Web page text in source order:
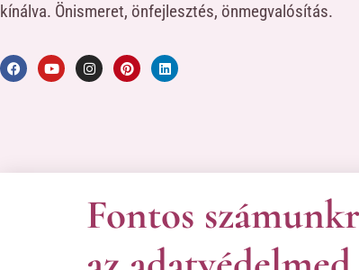
kínálva. Önismeret, önfejlesztés, önmegvalósítás.
© Minden jog
Fontos